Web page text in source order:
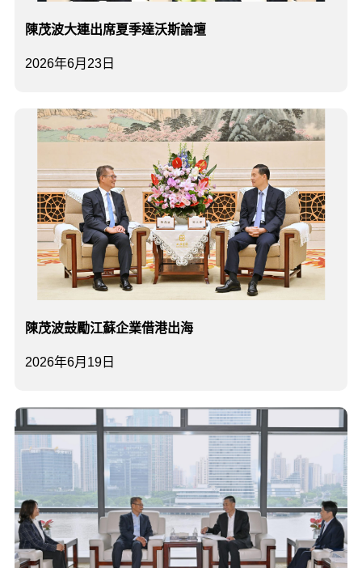
2026年6月23日
陳茂波大連出席夏季達沃斯論壇
2026年6月19日
陳茂波鼓勵江蘇企業借港出海